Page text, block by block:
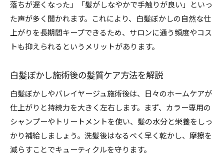
落ちが遅くなった」「髪がしなやかで手触りが良い」といっ
た声が多く聞かれます。これにより、白髪ぼかしの自然な仕
上がりを長期間キープできるため、サロンに通う頻度やコス
トも抑えられるというメリットがあります。
白髪ぼかし施術後の髪質ケア方法を解説
白髪ぼかしやバレイヤージュ施術後は、日々のホームケアが
仕上がりと持続力を大きく左右します。まず、カラー専用の
シャンプーやトリートメントを使い、髪の水分と栄養をしっ
かり補給しましょう。洗髪後はなるべく早く乾かし、摩擦を
減らすことでキューティクルを守ります。